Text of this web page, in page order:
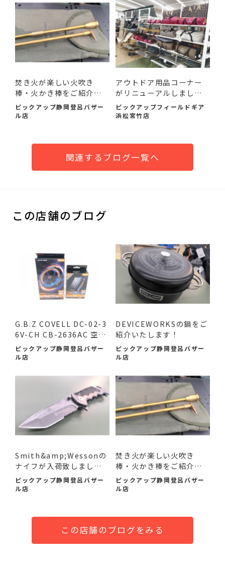
焚き火が楽しい火吹き
棒・火かき棒をご紹介い
たし...
ピックアップ静岡登呂バザー
ル店
アウトドア用品コーナー
がリニューアルしまし
た！
ピックアップフィールドギア
浜松宮竹店
関連するブログ一覧へ
この店舗のブログ
G.B.Z COVELL DC-02-3
6V-CH CB-2636AC 空調
作業服...
ピックアップ静岡登呂バザー
ル店
DEVICEWORKSの鍋をご
紹介いたします！
ピックアップ静岡登呂バザー
ル店
Smith&amp;Wessonの
ナイフが入荷致しまし
た！
ピックアップ静岡登呂バザー
ル店
焚き火が楽しい火吹き
棒・火かき棒をご紹介い
たし...
ピックアップ静岡登呂バザー
ル店
この店舗のブログをみる